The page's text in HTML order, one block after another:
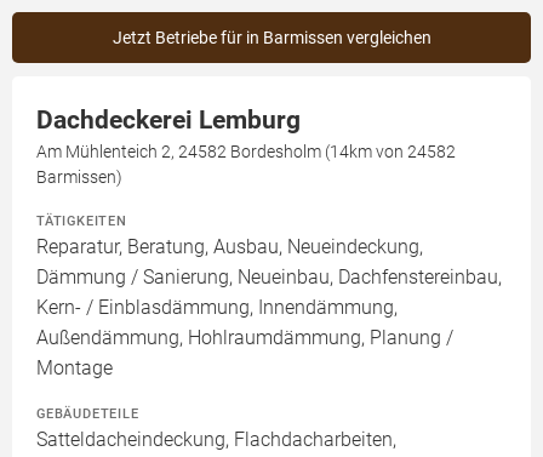
Jetzt Betriebe für in Barmissen vergleichen
Dachdeckerei Lemburg
Am Mühlenteich 2, 24582 Bordesholm (14km von 24582
Barmissen)
TÄTIGKEITEN
Reparatur, Beratung, Ausbau, Neueindeckung,
Dämmung / Sanierung, Neueinbau, Dachfenstereinbau,
Kern- / Einblasdämmung, Innendämmung,
Außendämmung, Hohlraumdämmung, Planung /
Montage
GEBÄUDETEILE
Satteldacheindeckung, Flachdacharbeiten,